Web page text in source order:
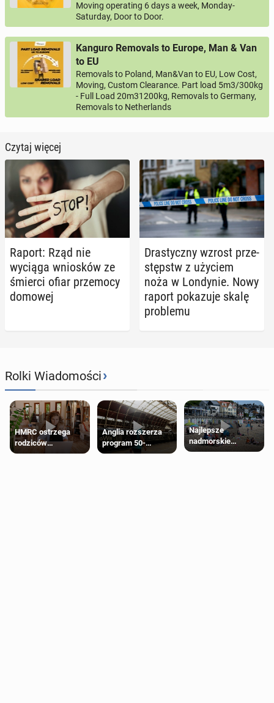
Moving operating 6 days a week, Monday-
Saturday, Door to Door.
Kanguro Removals to Europe, Man & Van
to EU
Removals to Poland, Man&Van to EU, Low Cost,
Moving, Custom Clearance. Part load 5m3/300kg
- Full Load 20m31200kg, Removals to Germany,
Removals to Netherlands
Czytaj więcej
Raport: Rząd nie
wyciąga wnio­sków ze
śmierci ofiar prze­mo­cy
domowej
Dra­stycz­ny wzrost prze­
stępstw z użyciem
noża w Lon­dy­nie. Nowy
raport po­ka­zu­je skalę
pro­ble­mu
Rolki Wiadomości›
HMRC ostrzega
rodziców
pobierających Child
Anglia rozszerza
program 50-
procentowych
Najlepsze
nadmorskie
miasteczko blisko